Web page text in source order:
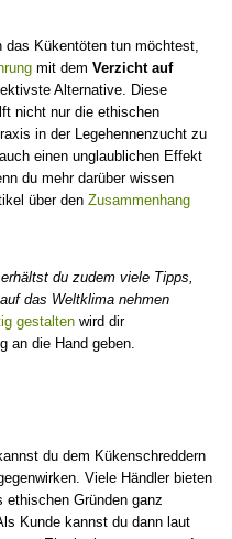
Kükentöten tun möchtest,
mit dem Verzicht auf
Alternative. Diese
nicht nur die ethischen
in der Legehennenzucht zu
einen unglaublichen Effekt
du mehr darüber wissen
über den Zusammenhang
erhältst du zudem viele Tipps,
das Weltklima nehmen
gestalten wird dir
an die Hand geben.
du dem Kükenschreddern
Viele Händler bieten
Gründen ganz
Kunde kannst du dann laut